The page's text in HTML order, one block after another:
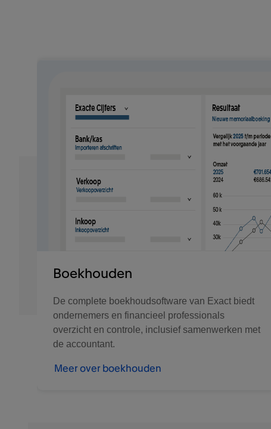
Boekhouden
De complete boekhoudsoftware van Exact biedt
ondernemers en financieel professionals
overzicht en controle, inclusief samenwerken met
de accountant.
Meer over boekhouden